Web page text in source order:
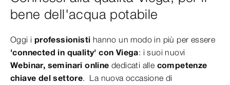
bene dell'acqua potabile
Oggi i professionisti hanno un modo in più per essere
'connected in quality' con Viega: i suoi nuovi
Webinar, seminari online dedicati alle competenze
chiave del settore. La nuova occasione di